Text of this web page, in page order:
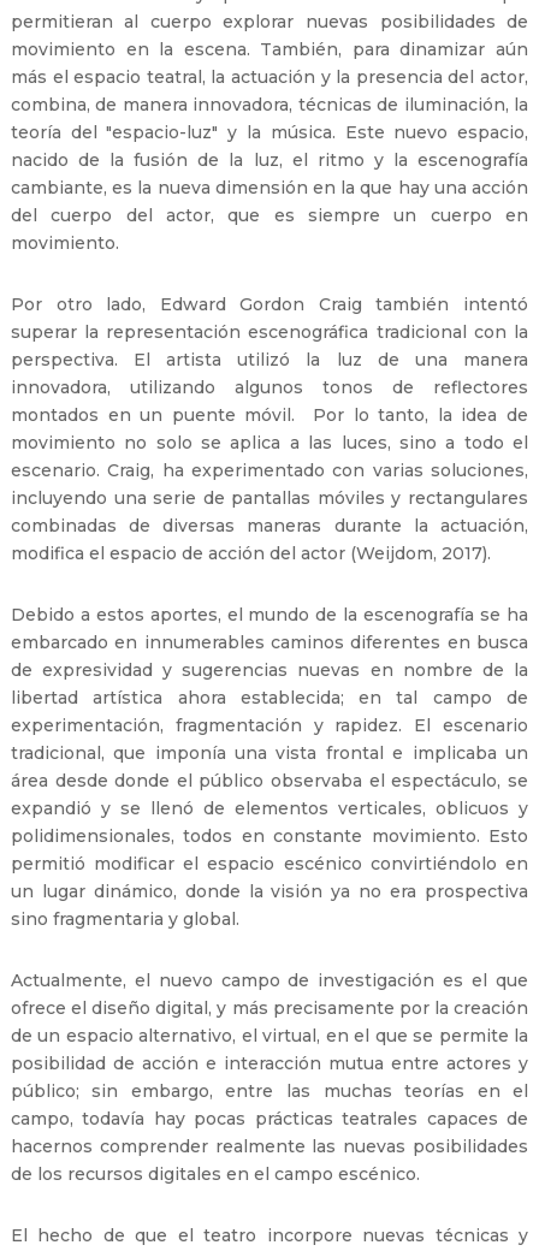
permitieran al cuerpo explorar nuevas posibilidades de
movimiento en la escena. También, para dinamizar aún
más el espacio teatral, la actuación y la presencia del actor,
combina, de manera innovadora, técnicas de iluminación, la
teoría del "espacio-luz" y la música. Este nuevo espacio,
nacido de la fusión de la luz, el ritmo y la escenografía
cambiante, es la nueva dimensión en la que hay una acción
del cuerpo del actor, que es siempre un cuerpo en
movimiento.
Por otro lado, Edward Gordon Craig también intentó
superar la representación escenográfica tradicional con la
perspectiva. El artista utilizó la luz de una manera
innovadora, utilizando algunos tonos de reflectores
montados en un puente móvil. Por lo tanto, la idea de
movimiento no solo se aplica a las luces, sino a todo el
escenario. Craig, ha experimentado con varias soluciones,
incluyendo una serie de pantallas móviles y rectangulares
combinadas de diversas maneras durante la actuación,
modifica el espacio de acción del actor (Weijdom, 2017).
Debido a estos aportes, el mundo de la escenografía se ha
embarcado en innumerables caminos diferentes en busca
de expresividad y sugerencias nuevas en nombre de la
libertad artística ahora establecida; en tal campo de
experimentación, fragmentación y rapidez. El escenario
tradicional, que imponía una vista frontal e implicaba un
área desde donde el público observaba el espectáculo, se
expandió y se llenó de elementos verticales, oblicuos y
polidimensionales, todos en constante movimiento. Esto
permitió modificar el espacio escénico convirtiéndolo en
un lugar dinámico, donde la visión ya no era prospectiva
sino fragmentaria y global.
Actualmente, el nuevo campo de investigación es el que
ofrece el diseño digital, y más precisamente por la creación
de un espacio alternativo, el virtual, en el que se permite la
posibilidad de acción e interacción mutua entre actores y
público; sin embargo, entre las muchas teorías en el
campo, todavía hay pocas prácticas teatrales capaces de
hacernos comprender realmente las nuevas posibilidades
de los recursos digitales en el campo escénico.
El hecho de que el teatro incorpore nuevas técnicas y